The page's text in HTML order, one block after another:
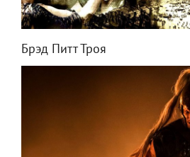
Брэд Питт Троя